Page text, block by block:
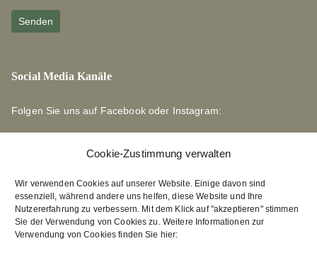
Cookie-Zustimmung verwalten
Wir verwenden Cookies auf unserer Website. Einige davon sind
essenziell, während andere uns helfen, diese Website und Ihre
Nutzererfahrung zu verbessern. Mit dem Klick auf "akzeptieren" stimmen
Sie der Verwendung von Cookies zu. Weitere Informationen zur
Verwendung von Cookies finden Sie hier:
Social Media Kanäle
Folgen Sie uns auf Facebook oder Instagram:
Links zu unseren Partnerverlagen
Edition Bärenklau